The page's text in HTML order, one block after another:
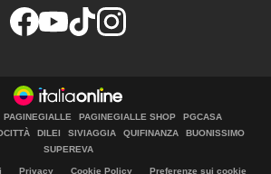
PAGINEGIALLE PAGINEGIALLE SHOP
PGCASA
DILEI SIVIAGGIA QUIFINANZA
BUONISSIMO
SUPEREVA
Privacy Cookie Policy Preferenze sui cookie